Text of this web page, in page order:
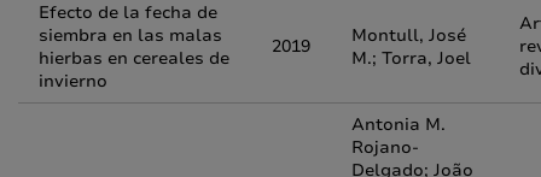
Efecto de la fecha de
siembra en las malas
hierbas en cereales de
invierno
2019
Montull, José
M.; Torra, Joel
Antonia M.
Rojano-
Delgado; João